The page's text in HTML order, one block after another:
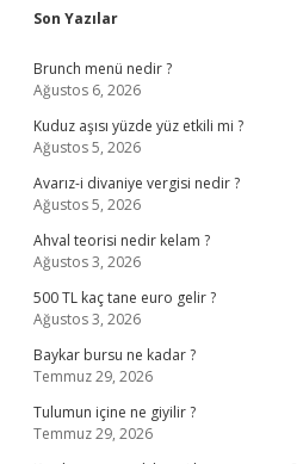
Sidebar
Son Yazılar
Brunch menü nedir ?
Ağustos 6, 2026
Kuduz aşısı yüzde yüz etkili mi ?
Ağustos 5, 2026
Avarız-i divaniye vergisi nedir ?
Ağustos 5, 2026
Ahval teorisi nedir kelam ?
Ağustos 3, 2026
500 TL kaç tane euro gelir ?
Ağustos 3, 2026
Baykar bursu ne kadar ?
Temmuz 29, 2026
Tulumun içine ne giyilir ?
Temmuz 29, 2026